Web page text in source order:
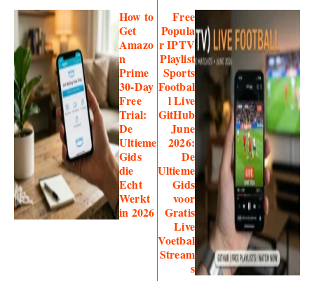
How to
Get
Amazo
n
Prime
30-Day
Free
Trial:
De
Ultieme
Gids
die
Echt
Werkt
in 2026
Free
Popula
r IPTV
Playlist
Sports
Footbal
l Live
GitHub
June
2026:
De
Ultieme
Gids
voor
Gratis
Live
Voetbal
Stream
s